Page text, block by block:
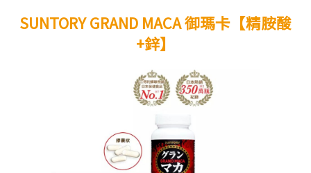
SUNTORY GRAND MACA 御瑪卡【精胺酸
+鋅】